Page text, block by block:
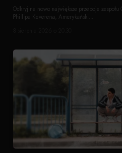
Odkryj na nowo największe przeboje
Phillipa Keverena, Amerykański...